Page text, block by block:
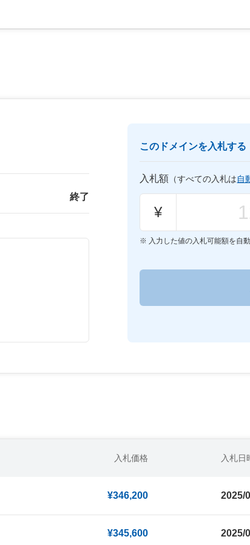
終了
このドメインを入札する
入札額 （すべての入札は自
¥
入力した値の入札可能額を自
入札価格 入札日
¥346,200 2025/
¥345,600 2025/